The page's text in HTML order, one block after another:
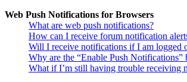
Web Push Notifications for Browsers
What are web push notifications?
How can I receive forum notification
Will I receive notifications if I am logged
Why are the “Enable Push Notifications”
What if I’m still having trouble receiving